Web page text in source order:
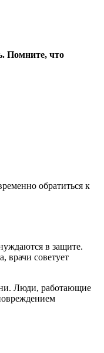
Помните, что
обратиться к
в защите.
врачи советует
Люди, работающие